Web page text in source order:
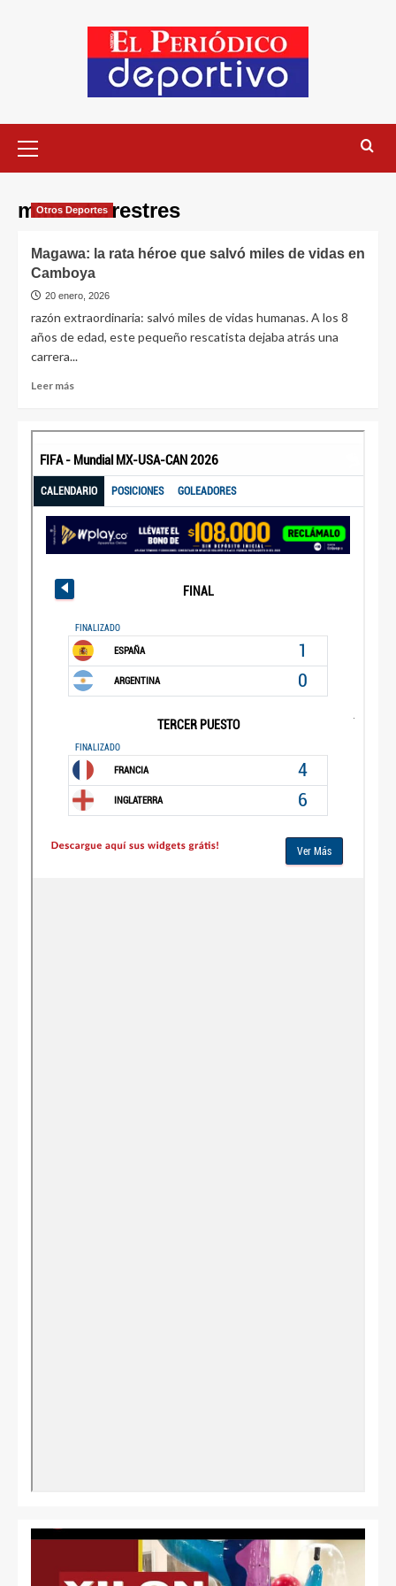
minas terrestres
Otros Deportes
Magawa: la rata héroe que salvó miles de vidas en
Camboya
20 enero, 2026
razón extraordinaria: salvó miles de vidas humanas. A los 8
años de edad, este pequeño rescatista dejaba atrás una
carrera...
Leer más